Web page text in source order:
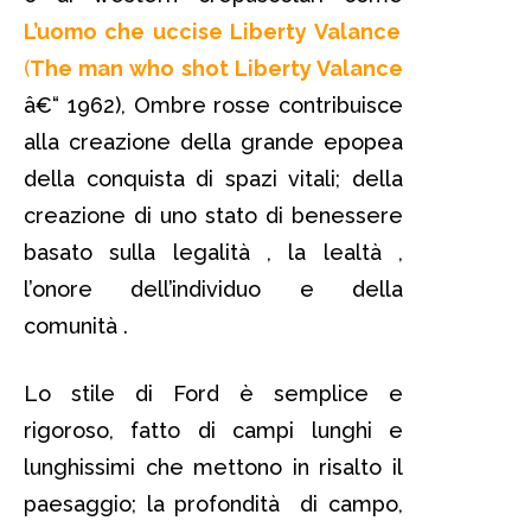
L’uomo che uccise Liberty Valance
(The man who shot Liberty Valance
â€“ 1962), Ombre rosse contribuisce
alla creazione della grande epopea
della conquista di spazi vitali; della
creazione di uno stato di benessere
basato sulla legalità , la lealtà ,
l’onore dell’individuo e della
comunità .
Lo stile di Ford è semplice e
rigoroso, fatto di campi lunghi e
lunghissimi che mettono in risalto il
paesaggio; la profondità di campo,